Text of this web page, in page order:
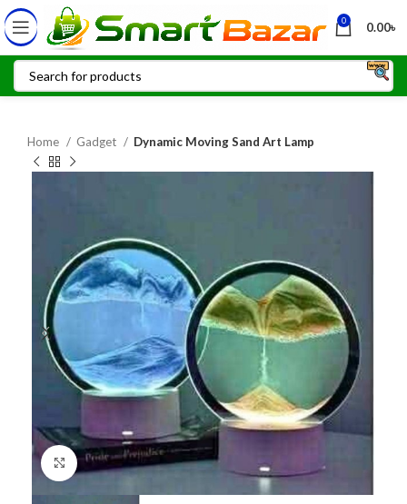
0 0.00৳
Home Gadget Dynamic Moving Sand Art Lamp
Click to enlarge